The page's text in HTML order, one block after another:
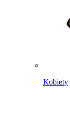
Kobiety